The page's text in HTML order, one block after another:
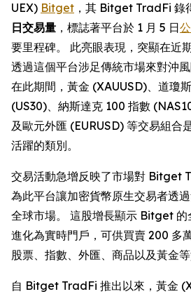
UEX) Bitget ，其 Bitget TradFi 錄
日交易量 ，標誌著平台於 1 月 5 日
要里程碑。 此亮眼表現，突顯在近
透過這個平台涉足傳統市場來對沖風
在此期間，黃金 (XAUUSD)、道瓊
(US30)、納斯達克 100 指數
及歐元外匯 (EURUSD) 等交易組合
活躍的類別。
交易活動急增反映了市場對 Bitget
為此平台讓加密貨幣原生交易者透
全球市場。 這股增長顯示 Bitget 的
進化為實時門戶，可供買賣 200 多
股票、指數、外匯、商品以及黃金等
自 Bitget TradFi 推出以來，黃金